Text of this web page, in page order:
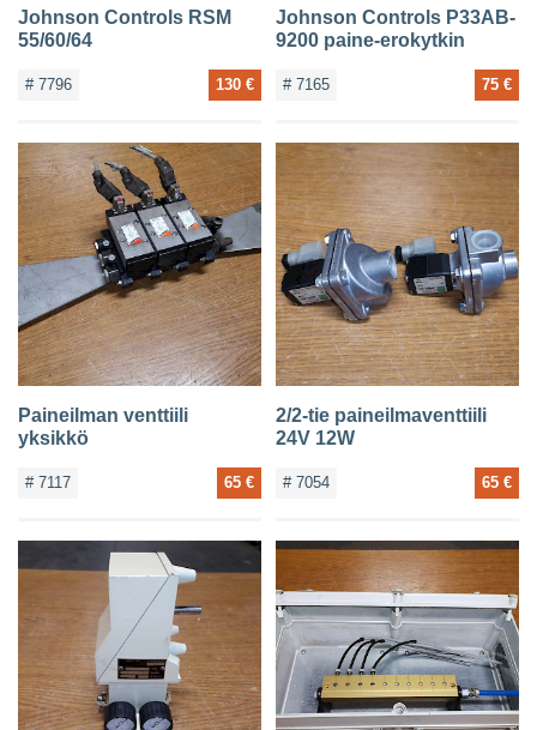
Johnson Controls RSM
55/60/64
# 7796 130 €
Johnson Controls P33AB-
9200 paine-erokytkin
# 7165 75 €
Paineilman venttiili
yksikkö
# 7117 65 €
2/2-tie paineilmaventtiili
24V 12W
# 7054 65 €